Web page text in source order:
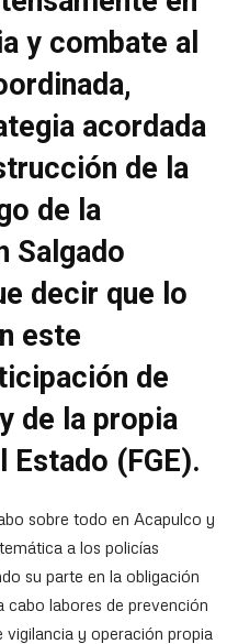
y combate al
acordada
de la
de la
Salgado
decir que lo
este
de
de la propia
Estado (FGE).
sobre todo en Acapulco y
a los policías
su parte en la obligación
cabo labores de prevención
y operación propia